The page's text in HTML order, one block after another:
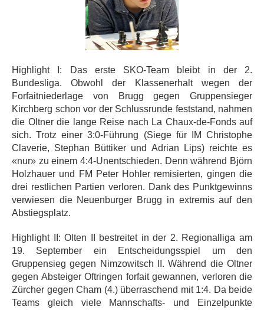
Highlight I: Das erste SKO-Team bleibt in der 2.
Bundesliga. Obwohl der Klassenerhalt wegen der
Forfaitniederlage von Brugg gegen Gruppensieger
Kirchberg schon vor der Schlussrunde feststand, nahmen
die Oltner die lange Reise nach La Chaux-de-Fonds auf
sich. Trotz einer 3:0-Führung (Siege für IM Christophe
Claverie, Stephan Büttiker und Adrian Lips) reichte es
«nur» zu einem 4:4-Unentschieden. Denn während Björn
Holzhauer und FM Peter Hohler remisierten, gingen die
drei restlichen Partien verloren. Dank des Punktgewinns
verwiesen die Neuenburger Brugg in extremis auf den
Abstiegsplatz.
Highlight II: Olten II bestreitet in der 2. Regionalliga am
19. September ein Entscheidungsspiel um den
Gruppensieg gegen Nimzowitsch II. Während die Oltner
gegen Absteiger Oftringen forfait gewannen, verloren die
Zürcher gegen Cham (4.) überraschend mit 1:4. Da beide
Teams gleich viele Mannschafts- und Einzelpunkte